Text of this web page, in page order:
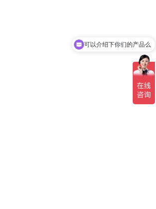
你们是怎么收费的呢